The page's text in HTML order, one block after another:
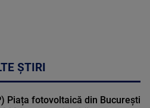
ȘTIRI
Piața fotovoltaică din București